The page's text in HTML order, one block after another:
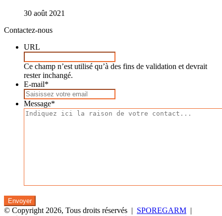
30 août 2021
Contactez-nous
URL
Ce champ n’est utilisé qu’à des fins de validation et devrait
rester inchangé.
E-mail*
Message*
© Copyright 2026, Tous droits réservés | SPOREGARM |